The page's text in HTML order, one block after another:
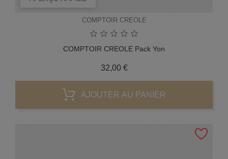
COMPTOIR CREOLE
COMPTOIR CREOLE Pack Yon
32,00 €Prix
AJOUTER AU PANIER